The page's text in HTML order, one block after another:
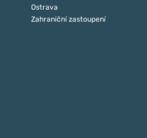
Ostrava
Zahraniční zastoupení